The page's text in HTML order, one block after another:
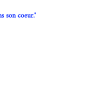
son coeur."